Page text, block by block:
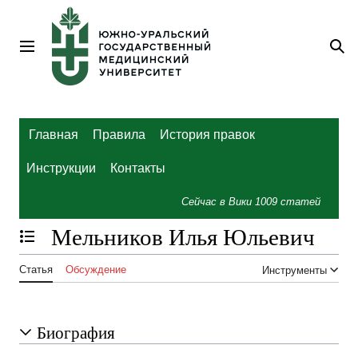
содержанию
Главное меню
Главная Правила История правок
Инструкции Контакты
Сейчас в Вики 1009 статей
Отобразить/Скрыть содержание
Мельников Илья Юльевич
Статья Обсуждение Инструменты
Биография